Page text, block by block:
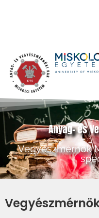
Anyag- és
Vegyészmérnök